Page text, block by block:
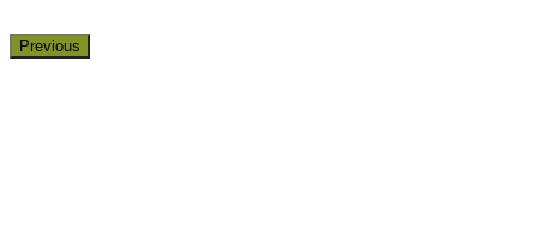
Previous